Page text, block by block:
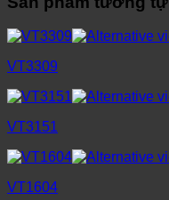
VT3309
VT3151
VT1604